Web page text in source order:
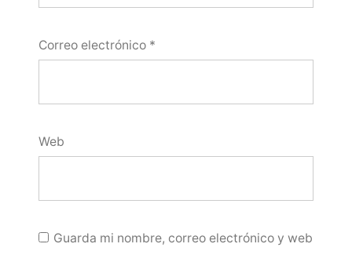
Correo electrónico *
Web
Guarda mi nombre, correo electrónico y web